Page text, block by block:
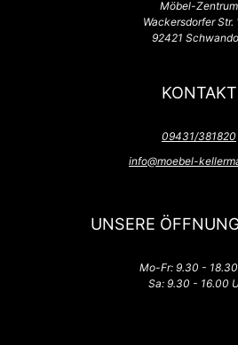
Möbel-Zentrum
Wackersdorfer Str.
92421
KONTAKT
09431/381820
info@moebel-
UNSERE
Mo-Fr: 9.30 -
Sa: 9.30 - 16.00